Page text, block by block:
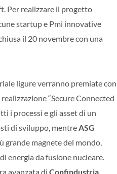
Per realizzare il progetto
startup e Pmi innovative
il 20 novembre con una
ligure verranno premiate con
“Secure Connected
i processi e gli asset di un
di sviluppo, mentreASG
grande magnete del mondo,
energia da fusione nucleare.
avanzata di Confindustria